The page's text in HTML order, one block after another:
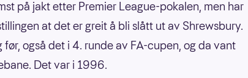
på jakt etter Premier League-pokalen, men har
at det er greit å bli slått ut av Shrewsbury.
før, også det i 4. runde av FA-cupen, og da vant
Det var i 1996.